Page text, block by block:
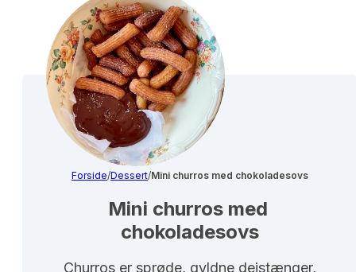
Forside/Dessert/Mini churros med chokoladesovs
Mini churros med
chokoladesovs
Churros er sprøde, gyldne dejstænger,